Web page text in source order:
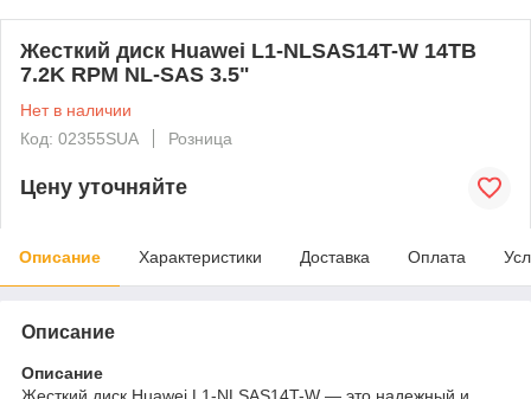
Жесткий диск Huawei L1-NLSAS14T-W 14TB
7.2K RPM NL-SAS 3.5"
Нет в наличии
Код: 02355SUA
Розница
Цену уточняйте
Описание Характеристики Доставка Оплата
Описание
Описание
Жесткий диск Huawei L1-NLSAS14T-W — это надежный и